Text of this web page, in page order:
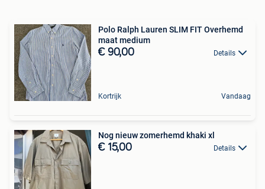
Polo Ralph Lauren SLIM FIT Overhemd
maat medium
€ 90,00 Details
Kortrijk Vandaag
Nog nieuw zomerhemd khaki xl
€ 15,00 Details